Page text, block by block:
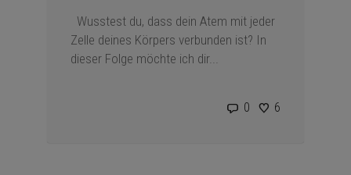
Wusstest du, dass dein Atem mit jeder
Zelle deines Körpers verbunden ist? In
dieser Folge möchte ich dir...
0 6